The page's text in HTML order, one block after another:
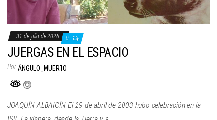
31 de julio de 2026 0
JUERGAS EN EL ESPACIO
Por ÁNGULO_MUERTO
JOAQUÍN ALBAICÍN El 29 de abril de 2003 hubo celebración en la